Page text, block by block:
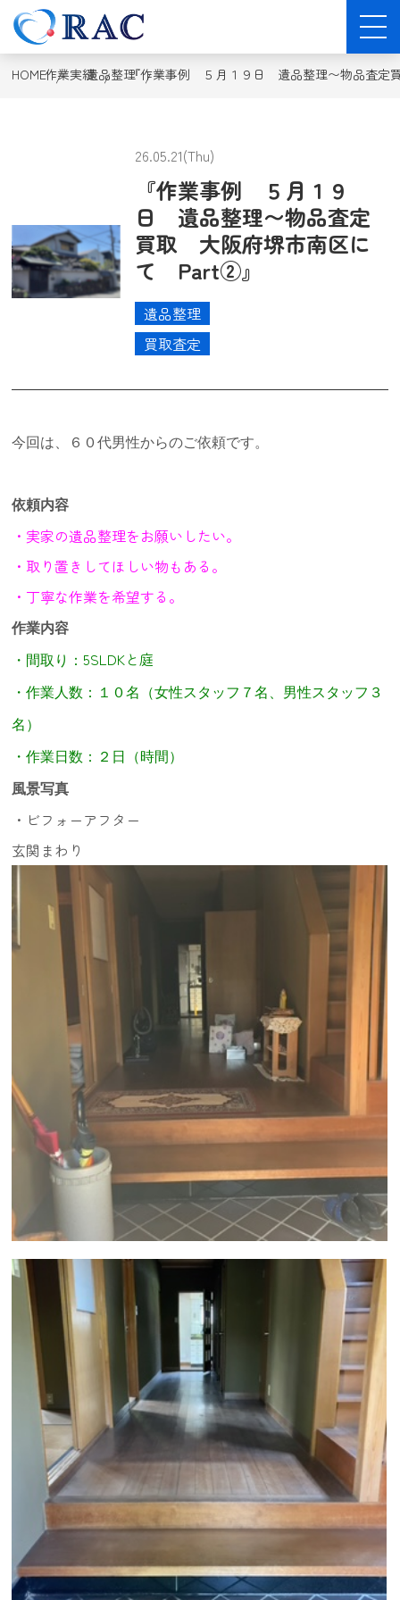
HOME作業実績遺品整理『作業事例 ５月１９日 遺品整理〜物品査
26.05.21(Thu)
『作業事例 ５月１９
日 遺品整理〜物品査定
買取 大阪府堺市南区に
て Part②』
遺品整理
買取査定
今回は、６０代男性からのご依頼です。
依頼内容
・ 実家の遺品整理をお願いしたい。
・取り置きしてほしい物もある。
・丁寧な作業を希望する。
作業内容
・ 間取り：5SLDKと庭
・作業人数：１０名（女性スタッフ７名、男性スタッフ３
名）
・作業日数：２日（時間）
風景写真
・ビフォーアフター
玄関まわり